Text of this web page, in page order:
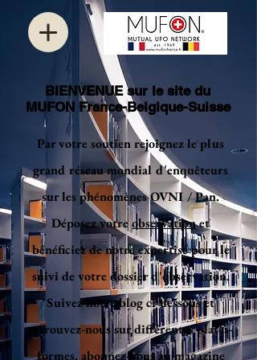
BIENVENUE sur le site du
MUFON France-Belgique-Suisse
Par votre soutien rejoignez le plus
grand réseau mondial d'enquêteurs
sur les phénomènes OVNI / Pan.
Déposez votreobservationet
bénéficiez de notre expertise pour le
suivi de votre dossier d'observation.
Suivez notre blog ci-dessous et
retrouvez-nous sur différentes plates-
formes, abonnez-vous au magazine